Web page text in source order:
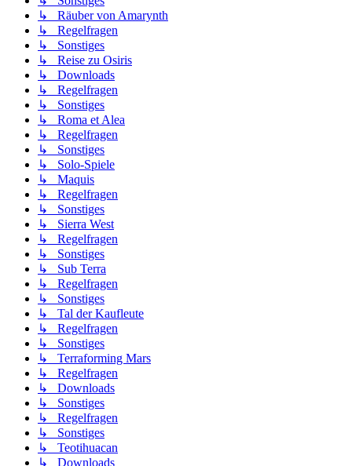
↳ Räuber von Amarynth
↳ Regelfragen
↳ Sonstiges
↳ Reise zu Osiris
↳ Downloads
↳ Regelfragen
↳ Sonstiges
↳ Roma et Alea
↳ Regelfragen
↳ Sonstiges
↳ Solo-Spiele
↳ Maquis
↳ Regelfragen
↳ Sonstiges
↳ Sierra West
↳ Regelfragen
↳ Sonstiges
↳ Sub Terra
↳ Regelfragen
↳ Sonstiges
↳ Tal der Kaufleute
↳ Regelfragen
↳ Sonstiges
↳ Terraforming Mars
↳ Regelfragen
↳ Downloads
↳ Sonstiges
↳ Regelfragen
↳ Sonstiges
↳ Teotihuacan
↳ Downloads